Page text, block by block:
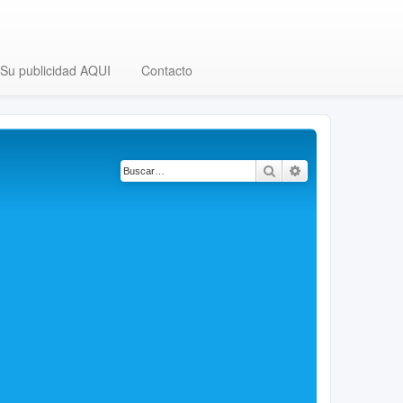
Su publicidad AQUI Contacto
Buscar